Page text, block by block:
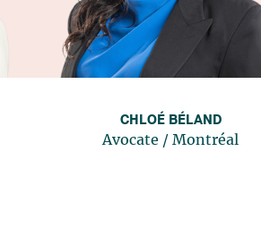
CHLOÉ BÉLAND
Avocate / Montréal